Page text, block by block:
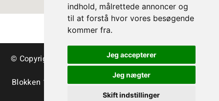
indhold, målrettede annoncer og
til at forstå hvor vores besøgende
kommer fra.
Jeg accepterer
Jeg nægter
Skift indstillinger
© Copyright Danish Christmas Tree Association - trees
& greenery
Blokken 15 | DK-3460 Birkerød | Tlf.:+45 45 35 24 12
info@christmastree.dk